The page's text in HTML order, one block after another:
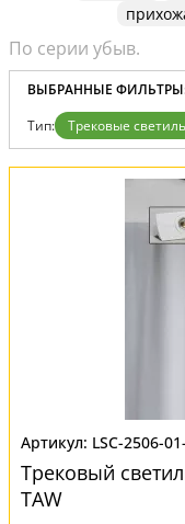
ВЫБРАННЫЕ
Тип:
Трековые
Тип шинопровода:
Трековые
LSC-2506-
Трековый
TAW